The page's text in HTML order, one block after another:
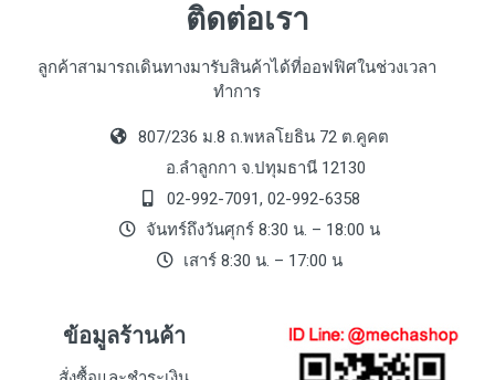
ติดต่อเรา
ลูกค้าสามารถเดินทางมารับสินค้าได้ที่ออฟฟิศในช่วงเวลา
ทำการ
807/236 ม.8 ถ.พหลโยธิน 72 ต.คูคต
อ.ลำลูกกา จ.ปทุมธานี 12130
02-992-7091, 02-992-6358
จันทร์ถึงวันศุกร์ 8:30 น. – 18:00 น
เสาร์ 8:30 น. – 17:00 น
ข้อมูลร้านค้า